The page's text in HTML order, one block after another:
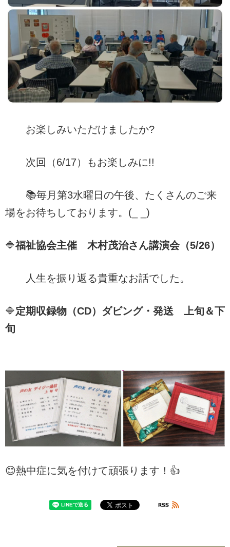
お楽しみいただけましたか?
次回（6/17）もお楽しみに!!
📚毎月第3水曜日の午後、たくさんのご来
場をお待ちしております。(_ _)
🔷福祉協会主催 木村茂治さん講演会（5/26）
人生を振り返る貴重なお話でした。
🔷定期収録物（CD）ダビング・発送 上旬＆下
旬
😊熱中症に気を付けて頑張ります！👍